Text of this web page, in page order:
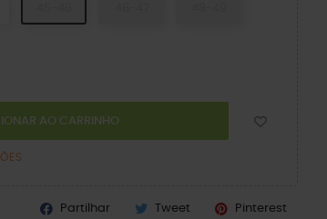
AO CARRINHO
Partilhar Tweet Pinterest